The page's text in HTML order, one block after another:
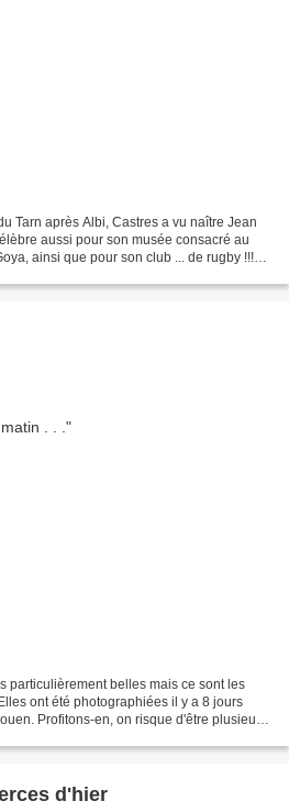
Tarn après Albi, Castres a vu naître Jean
aussi pour son musée consacré au
ainsi que pour son club ... de rugby !!!
particulièrement belles mais ce sont les
ont été photographiées il y a 8 jours
Profitons-en, on risque d'être plusieurs
d'hier